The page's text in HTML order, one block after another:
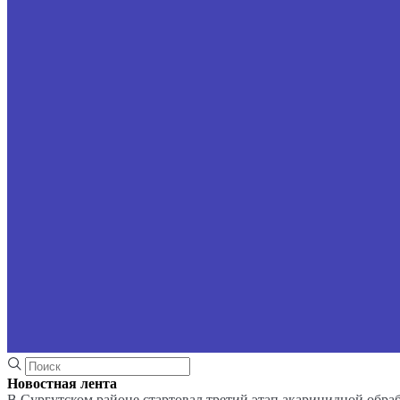
Новостная лента